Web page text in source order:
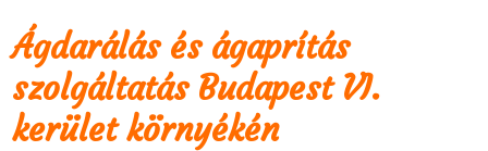
Ágdarálás és ágaprítás
szolgáltatás Budapest VI.
kerület környékén